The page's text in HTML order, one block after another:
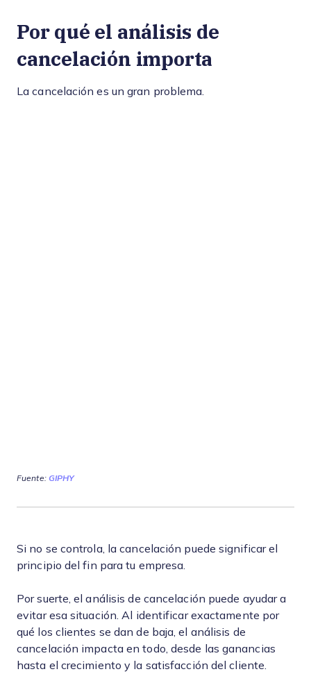
Por qué el análisis de
cancelación importa
La cancelación es un gran problema.
Fuente:GIPHY
Si no se controla, la cancelación puede significar el
principio del fin para tu empresa.
Por suerte, el análisis de cancelación puede ayudar a
evitar esa situación. Al identificar exactamente por
qué los clientes se dan de baja, el análisis de
cancelación impacta en todo, desde las ganancias
hasta el crecimiento y la satisfacción del cliente.